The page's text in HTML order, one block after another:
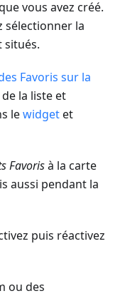
vous avez créé.
sélectionner la
situés.
Favoris sur la
la liste et
lewidgetet
Favorisà la carte
aussi pendant la
puis réactivez
ou des